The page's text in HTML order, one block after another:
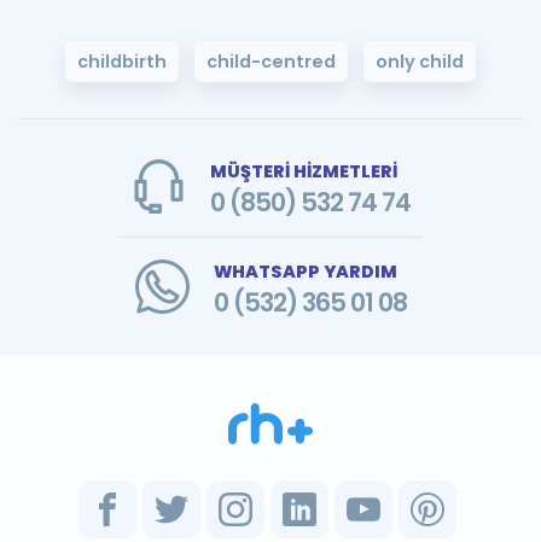
childbirth child-centred only child
MÜŞTERİ HİZMETLERİ
0 (850) 532 74 74
WHATSAPP YARDIM
0 (532) 365 01 08